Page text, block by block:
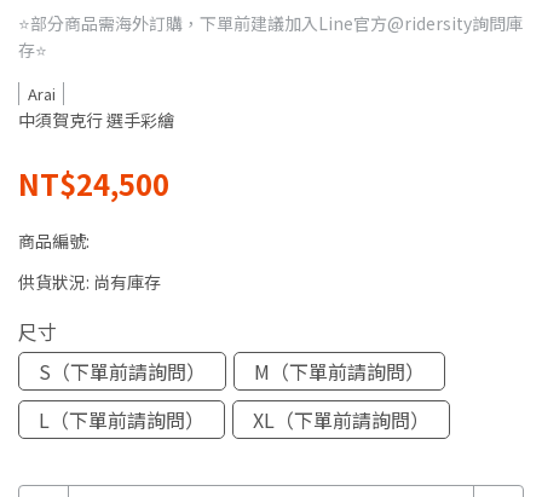
⭐️部分商品需海外訂購，下單前建議加入Line官方@ridersity詢問庫
存⭐️
Arai
中須賀克行 選手彩繪
NT$24,500
商品編號:
供貨狀況: 尚有庫存
尺寸
S（下單前請詢問）
M（下單前請詢問）
L（下單前請詢問）
XL（下單前請詢問）